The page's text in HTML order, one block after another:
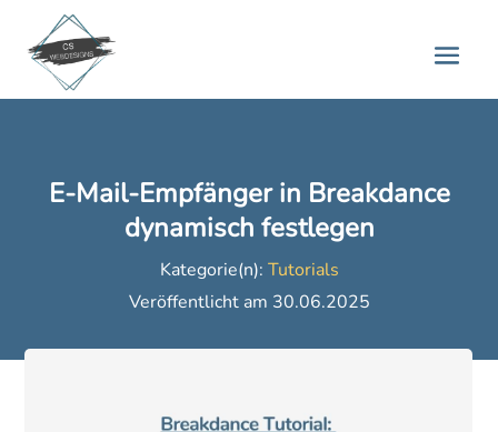
E-Mail-Empfänger in Breakdance
dynamisch festlegen
Kategorie(n): Tutorials
Veröffentlicht am 30.06.2025